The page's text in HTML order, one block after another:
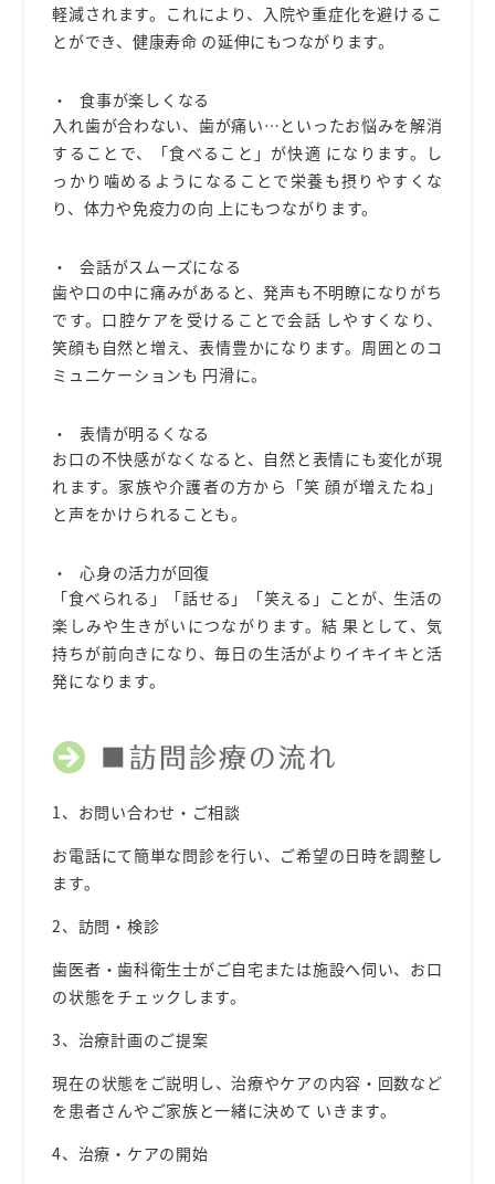
軽減されます。これにより、⼊院や重症化を避けるこ
とができ、健康寿命 の延伸にもつながります。
⾷事が楽しくなる
⼊れ⻭が合わない、⻭が痛い…といったお悩みを解消
することで、「⾷べること」が快適 になります。し
っかり噛めるようになることで栄養も摂りやすくな
り、体⼒や免疫⼒の向 上にもつながります。
会話がスムーズになる
⻭や⼝の中に痛みがあると、発声も不明瞭になりがち
です。⼝腔ケアを受けることで会話 しやすくなり、
笑顔も ⾃然と増え、表情豊かになります。周囲とのコ
ミュニケーションも 円滑に。
表情が明るくなる
お⼝の不快感がなくなると、⾃然と表情にも変化が現
れます。家族や介護者の⽅から「笑 顔が増えたね」
と声をかけられることも。
⼼⾝の活⼒が回復
「⾷べられる」「話せる」「笑える」ことが、⽣活の
楽しみや⽣きがいにつながります。結 果として、気
持ちが前向きになり、毎⽇の⽣活がより イキイキと活
発になります。
■訪問診療の流れ
1、お問い合わせ・ご相談
お電話にて簡単な問診を⾏い、ご希望の⽇時を調整し
ます。
2、訪問・検診
⻭医者・⻭科衛⽣⼠がご⾃宅または施設へ伺い、お⼝
の状態をチェックします。
3、治療計画のご提案
現在の状態をご説明し、治療やケアの内容・回数など
を患者さんやご家族と⼀緒に決めて いきます。
4、治療・ケアの開始